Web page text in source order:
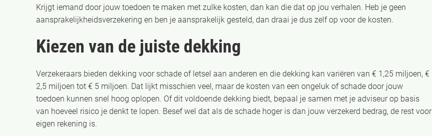
Krijgt iemand door jouw toedoen te maken met zulke kosten, dan kan die dat op jou verhalen. Heb je geen
aansprakelijkheidsverzekering en ben je aansprakelijk gesteld, dan draai je dus zelf op voor de kosten.
Kiezen van de juiste dekking
Verzekeraars bieden dekking voor schade of letsel aan anderen en die dekking kan variëren van € 1,25 miljoen, €
2,5 miljoen tot € 5 miljoen. Dat lijkt misschien veel, maar de kosten van een ongeluk of schade door jouw
toedoen kunnen snel hoog oplopen. Of dit voldoende dekking biedt, bepaal je samen met je adviseur op basis
van hoeveel risico je denkt te lopen. Besef wel dat als de schade hoger is dan jouw verzekerd bedrag, de rest voor
eigen rekening is.